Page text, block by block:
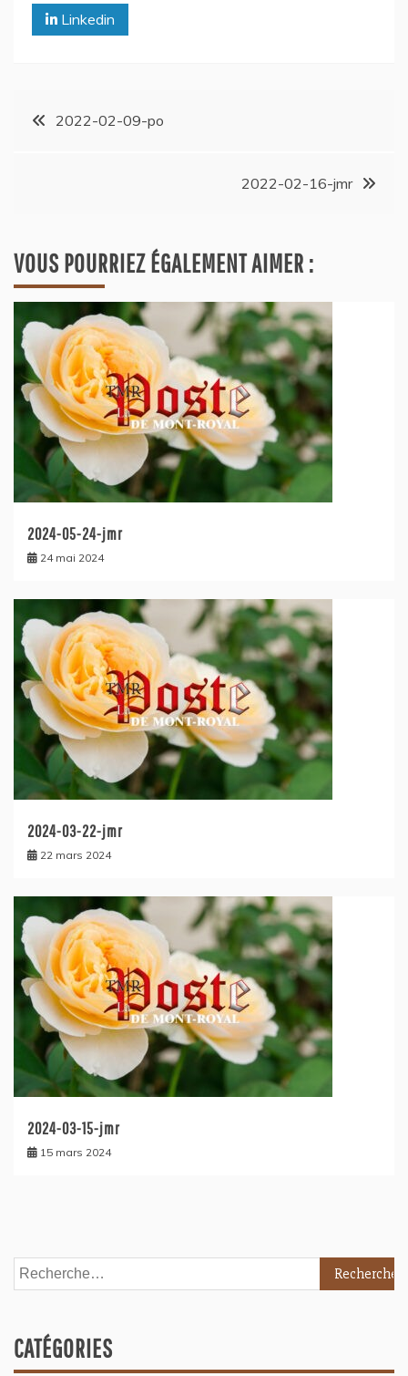
Linkedin
2022-02-09-po
2022-02-16-jmr
VOUS POURRIEZ ÉGALEMENT AIMER :
2024-05-24-jmr
24 mai 2024
2024-03-22-jmr
22 mars 2024
2024-03-15-jmr
15 mars 2024
CATÉGORIES